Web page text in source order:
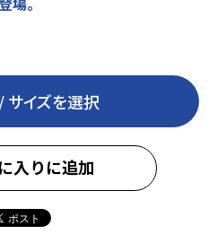
サイズを選択
入りに追加